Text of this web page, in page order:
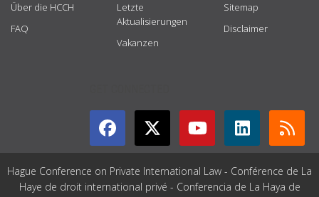
Über die HCCH
FAQ
Letzte
Aktualisierungen
Vakanzen
Sitemap
Disclaimer
Hague Conference on Private International Law - Conférence de La
Haye de droit international privé - Conferencia de La Haya de